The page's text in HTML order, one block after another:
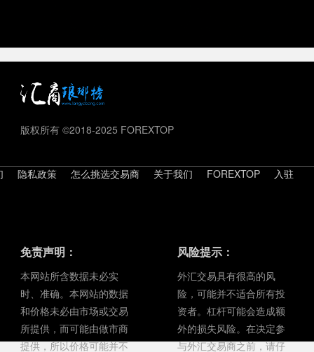
版权所有 ©2018-2025 FOREXTOP
入驻
FOREXTOP
关于我们
怎么挑选交易商
隐私政策
风险提示：
外汇交易具有很高的风
险，可能并不适合所有投
资者。杠杆可能会造成额
外的损失风险。在决定参
与外汇交易商之前，请仔
免责声明：
本网站所含数据未必实
时、准确。本网站的数据
和价格未必由市场或交易
所提供，而可能由做市商
提供，所以价格可能并不